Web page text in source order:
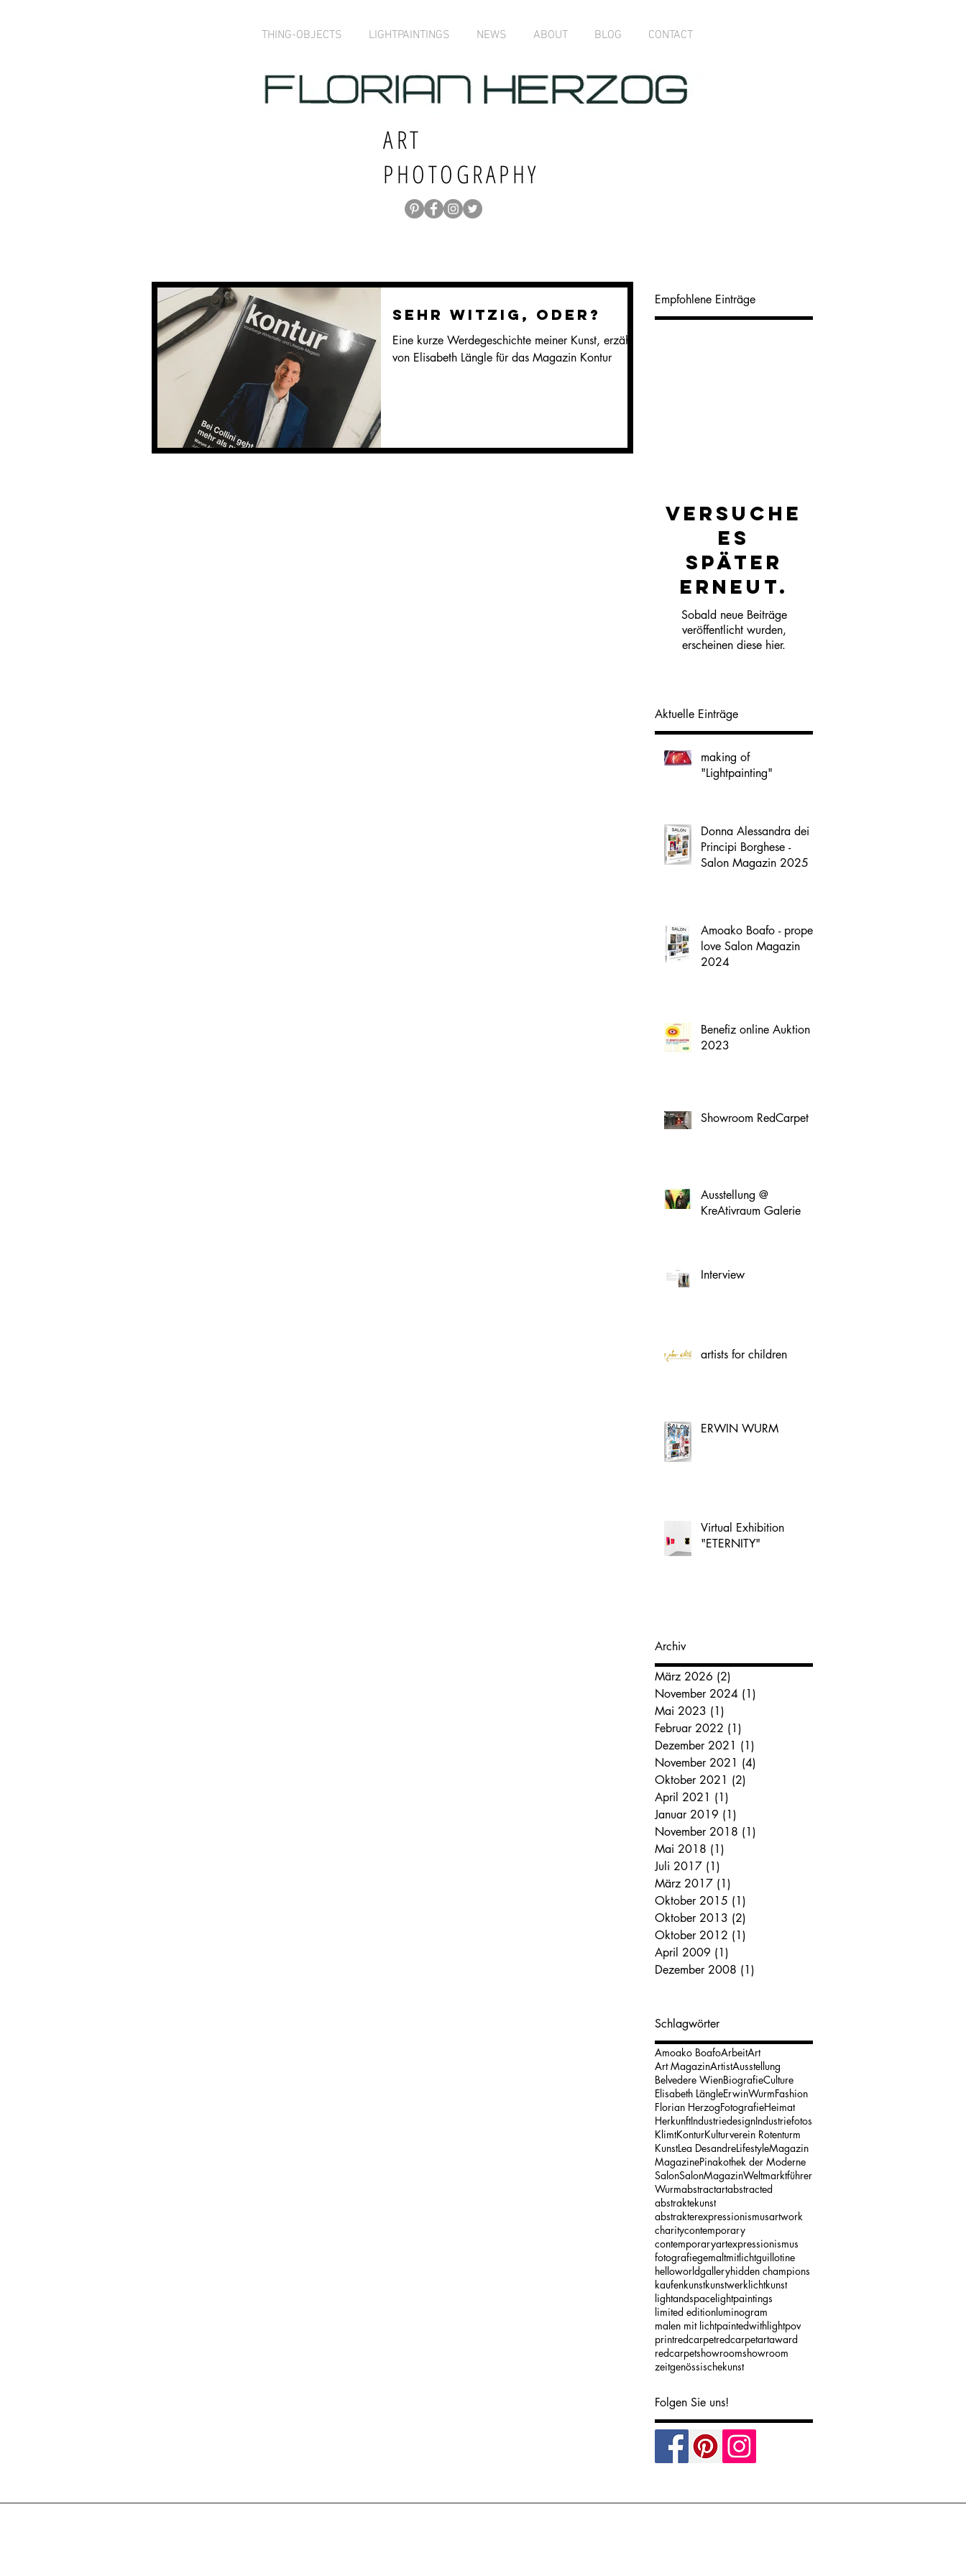
THING-OBJECTS LIGHTPAINTINGS NEWS ABOUT BLOG CONTACT
ART
PHOTOGRAPHY
Sehr witzig, oder?
Eine kurze Werdegeschichte meiner Kunst, erzählt
von Elisabeth Längle für das Magazin Kontur
Empfohlene Einträge
Versuche
es
später
erneut.
Sobald neue Beiträge
veröffentlicht wurden,
erscheinen diese hier.
Aktuelle Einträge
making of
"Lightpainting"
Donna Alessandra dei
Principi Borghese -
Salon Magazin 2025
Amoako Boafo - proper
love Salon Magazin
2024
Benefiz online Auktion
2023
Showroom RedCarpet
Ausstellung @
KreAtivraum Galerie
Interview
artists for children
ERWIN WURM
Virtual Exhibition
"ETERNITY"
Archiv
März 2026 (2)
November 2024 (1)
Mai 2023 (1)
Februar 2022 (1)
Dezember 2021 (1)
November 2021 (4)
Oktober 2021 (2)
April 2021 (1)
Januar 2019 (1)
November 2018 (1)
Mai 2018 (1)
Juli 2017 (1)
März 2017 (1)
Oktober 2015 (1)
Oktober 2013 (2)
Oktober 2012 (1)
April 2009 (1)
Dezember 2008 (1)
Schlagwörter
Amoako BoafoArbeitArt
Art MagazinArtistAusstellung
Belvedere WienBiografieCulture
Elisabeth LängleErwinWurmFashion
Florian HerzogFotografieHeimat
HerkunftIndustriedesignIndustriefotos
KlimtKonturKulturverein Rotenturm
KunstLea DesandreLifestyleMagazin
MagazinePinakothek der Moderne
SalonSalonMagazinWeltmarktführer
Wurmabstractartabstracted
abstraktekunst
abstrakterexpressionismusartwork
charitycontemporary
contemporaryartexpressionismus
fotografiegemaltmitlichtguillotine
helloworldgalleryhidden champions
kaufenkunstkunstwerk lichtkunst
lightandspace lightpaintings
limited edition luminogram
malen mit lichtpaintedwithlightpov
printredcarpetredcarpetartaward
redcarpetshowroomshowroom
zeitgenössischekunst
Folgen Sie uns!